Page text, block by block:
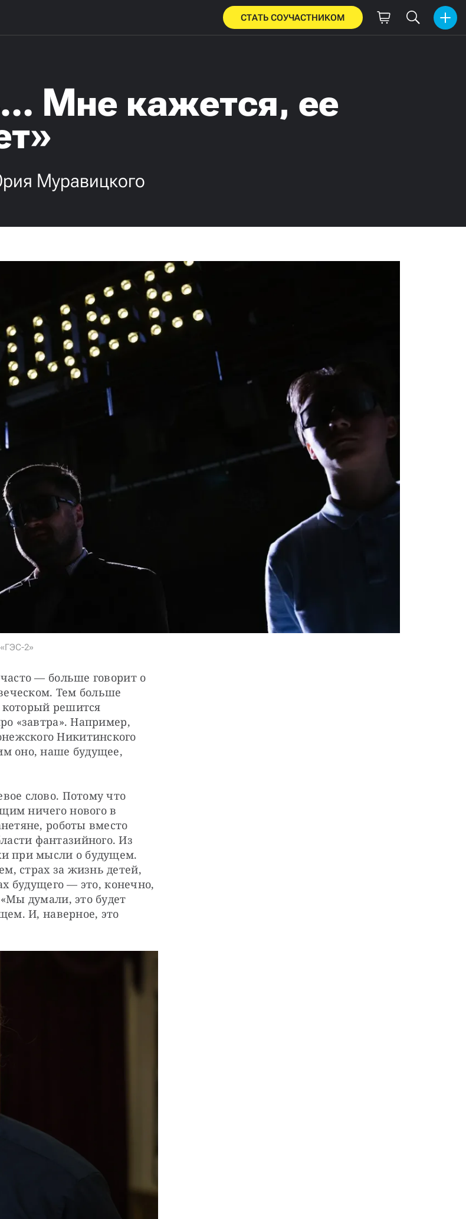
СТАТЬ СОУЧАСТНИКОМ
Мне кажется, ее
Муравицкого
2»
— больше говорит о
Тем больше
решится
«завтра». Например,
Никитинского
оно, наше будущее,
слово. Потому что
ничего нового в
роботы вместо
фантазийного. Из
при мысли о будущем.
страх за жизнь детей,
будущего — это, конечно,
думали, это будет
И, наверное, это